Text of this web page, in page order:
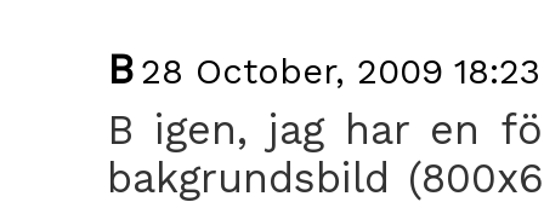
B 28 October, 2009 18:23
B igen, jag har en
bakgrundsbild